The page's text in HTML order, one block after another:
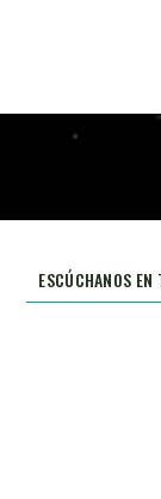
ESCÚCHANOS